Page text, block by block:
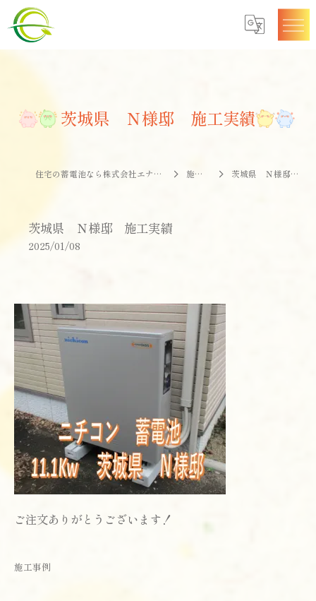
茨城県 Ｎ様邸 施工実績
住宅の蓄電池なら株式会社エナジークオリティー 施工事例 茨城県 Ｎ様邸 施工実績
茨城県 Ｎ様邸 施工実績
2025/01/08
ご注文ありがとうございます！
施工事例